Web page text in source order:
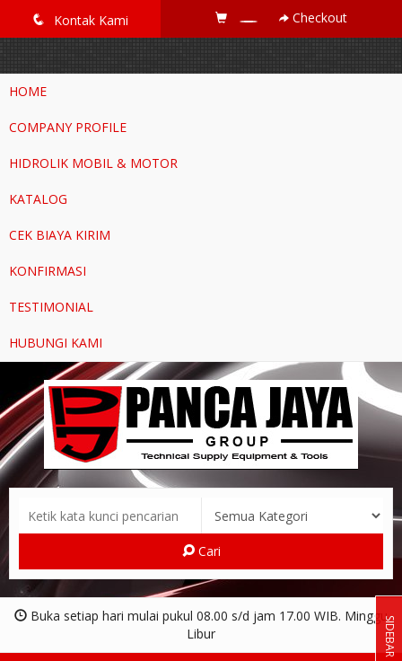
google-site-verification=RoKuikKKhptiWlhVH0-mBoWEpW-
YTG8htM_ix_Dp9Go
q Kontak Kami Checkout
HOME
COMPANY PROFILE
HIDROLIK MOBIL & MOTOR
KATALOG
CEK BIAYA KIRIM
KONFIRMASI
TESTIMONIAL
HUBUNGI KAMI
Cari
Buka setiap hari mulai pukul 08.00 s/d jam 17.00 WIB. Minggu
Libur
SIDEBAR